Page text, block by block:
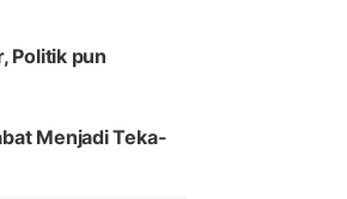
Politik pun
Menjadi Teka-